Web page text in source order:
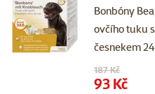
Bonbóny
ovčího tuku s
česnekem
Původní cena
187 Kč
Cena
93 Kč